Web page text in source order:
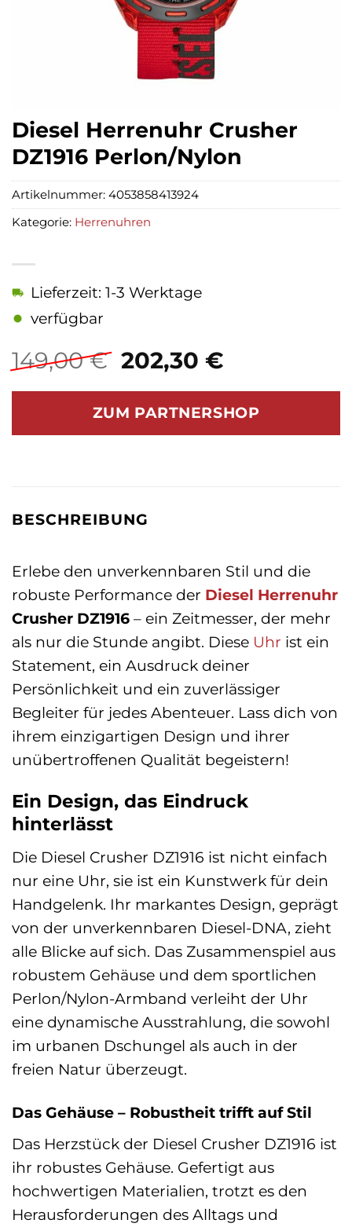
Diesel Herrenuhr Crusher
DZ1916 Perlon/Nylon
149,00€ Ursprünglicher
Preis
war:
149,00 €
202,30 €Aktueller
ist:
202,30 €.
Lieferzeit: 1-3 Werktage
verfügbar
ZUM PARTNERSHOP
Artikelnummer: 4053858413924
Kategorie: Herrenuhren
BESCHREIBUNG
Erlebe den unverkennbaren Stil und die
robuste Performance der Diesel Herrenuhr
Crusher DZ1916 – ein Zeitmesser, der mehr
als nur die Stunde angibt. Diese Uhr ist ein
Statement, ein Ausdruck deiner
Persönlichkeit und ein zuverlässiger
Begleiter für jedes Abenteuer. Lass dich von
ihrem einzigartigen Design und ihrer
unübertroffenen Qualität begeistern!
Ein Design, das Eindruck
hinterlässt
Die Diesel Crusher DZ1916 ist nicht einfach
nur eine Uhr, sie ist ein Kunstwerk für dein
Handgelenk. Ihr markantes Design, geprägt
von der unverkennbaren Diesel-DNA, zieht
alle Blicke auf sich. Das Zusammenspiel aus
robustem Gehäuse und dem sportlichen
Perlon/Nylon-Armband verleiht der Uhr
eine dynamische Ausstrahlung, die sowohl
im urbanen Dschungel als auch in der
freien Natur überzeugt.
Das Gehäuse – Robustheit trifft auf Stil
Das Herzstück der Diesel Crusher DZ1916 ist
ihr robustes Gehäuse. Gefertigt aus
hochwertigen Materialien, trotzt es den
Herausforderungen des Alltags und